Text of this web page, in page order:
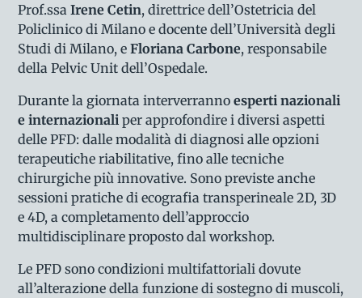
Prof.ssa Irene Cetin, direttrice dell’Ostetricia del
Policlinico di Milano e docente dell’Università degli
Studi di Milano, eFloriana Carbone, responsabile
della Pelvic Unit dell’Ospedale.
Durante la giornata interverrannoesperti nazionali
e internazionaliper approfondire i diversi aspetti
delle PFD: dalle modalità di diagnosi alle opzioni
terapeutiche riabilitative, fino alle tecniche
chirurgiche più innovative. Sono previste anche
sessioni pratiche di ecografia transperineale 2D, 3D
e 4D, a completamento dell’approccio
multidisciplinare proposto dal workshop.
Le PFD sono condizioni multifattoriali dovute
all’alterazione della funzione di sostegno di muscoli,